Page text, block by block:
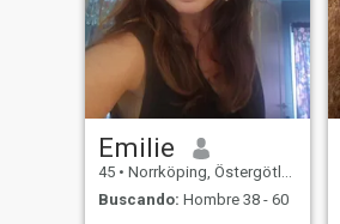
Emilie
45 • Norrköping, Östergötland, Suecia
Buscando: Hombre 38 - 60